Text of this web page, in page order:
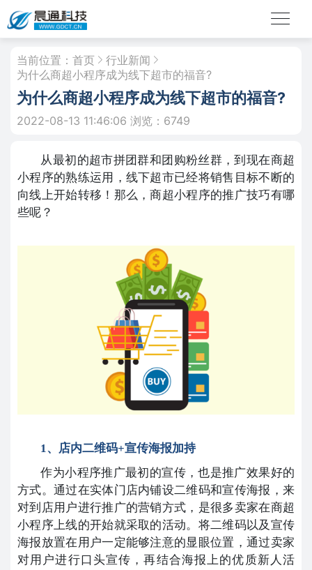
当前位置： 首页
行业新闻
为什么商超小程序成为线下超市的福音?
为什么商超小程序成为线下超市的福音?
2022-08-13 11:46:06 浏览：6749
从最初的超市拼团群和团购粉丝群，到现在商超
小程序的熟练运用，线下超市已经将销售目标不断的
向线上开始转移！那么，商超小程序的推广技巧有哪
些呢？
1、店内二维码+宣传海报加持
作为小程序推广最初的宣传，也是推广效果好的
方式。通过在实体门店内铺设二维码和宣传海报，来
对到店用户进行推广的营销方式，是很多卖家在商超
小程序上线的开始就采取的活动。将二维码以及宣传
海报放置在用户一定能够注意的显眼位置，通过卖家
对用户进行口头宣传，再结合海报上的优质新人活